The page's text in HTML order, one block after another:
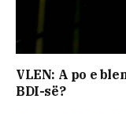
VLEN: A po e
BDI-së?